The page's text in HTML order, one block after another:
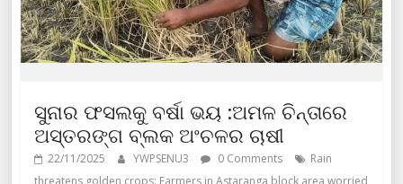
ସୁନାର ଫସଲକୁ ବର୍ଷା ଭୟ :ଅମଳ ଚିନ୍ତାରେ
ଅସ୍ତରଙ୍ଗ ବ୍ଲକ ଅଂଚଳର ଚାଷୀ
22/11/2025 YWPSENU3 0 Comments
Rain
threatens golden crops: Farmers in Astaranga block area worried